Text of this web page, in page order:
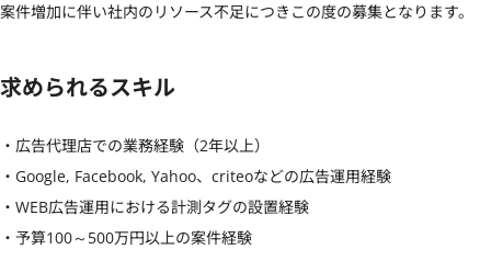
案件増加に伴い社内のリソース不足につきこの度の募集となります。
求められるスキル
・広告代理店での業務経験（2年以上）
・Google, Facebook, Yahoo、criteoなどの広告運用経験
・WEB広告運用における計測タグの設置経験
・予算100～500万円以上の案件経験